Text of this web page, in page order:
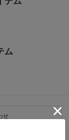
ム
せ